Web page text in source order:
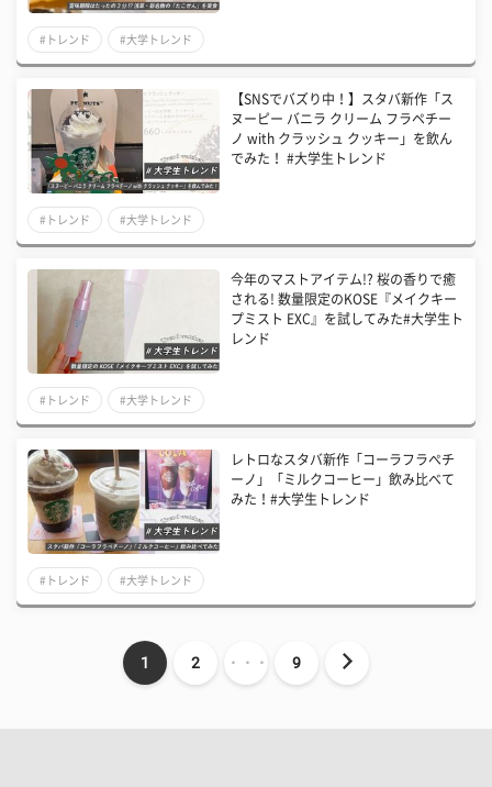
#トレンド #大学トレンド
【SNSでバズり中！】スタバ新作「ス
ヌーピー バニラ クリーム フラペチー
ノ with クラッシュ クッキー」を飲ん
でみた！ #大学生トレンド
#トレンド #大学トレンド
今年のマストアイテム!? 桜の香りで癒
される! 数量限定のKOSE『メイクキー
プミスト EXC』を試してみた#大学生ト
レンド
#トレンド #大学トレンド
レトロなスタバ新作「コーラフラぺチ
ーノ」「ミルクコーヒー」飲み比べて
みた！#大学生トレンド
#トレンド #大学トレンド
1 2 ・・・ 9